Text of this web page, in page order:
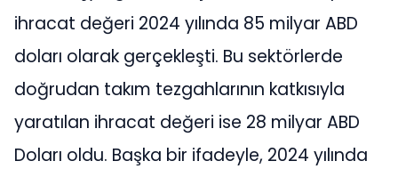
ihracat değeri 2024 yılında 85 milyar ABD
doları olarak gerçekleşti. Bu sektörlerde
doğrudan takım tezgahlarının katkısıyla
yaratılan ihracat değeri ise 28 milyar ABD
Doları oldu. Başka bir ifadeyle, 2024 yılında